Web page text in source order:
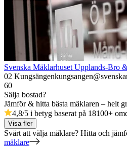
Svenska Mäklarhuset Upplands-Bro
02 Kungsängen
60
Sälja bostad?
Jämför & hitta bästa mäklaren – helt
4,8/5 i betyg baserat på 18100+
Visa fler
Svårt att välja mäklare? Hitta och
mäklare